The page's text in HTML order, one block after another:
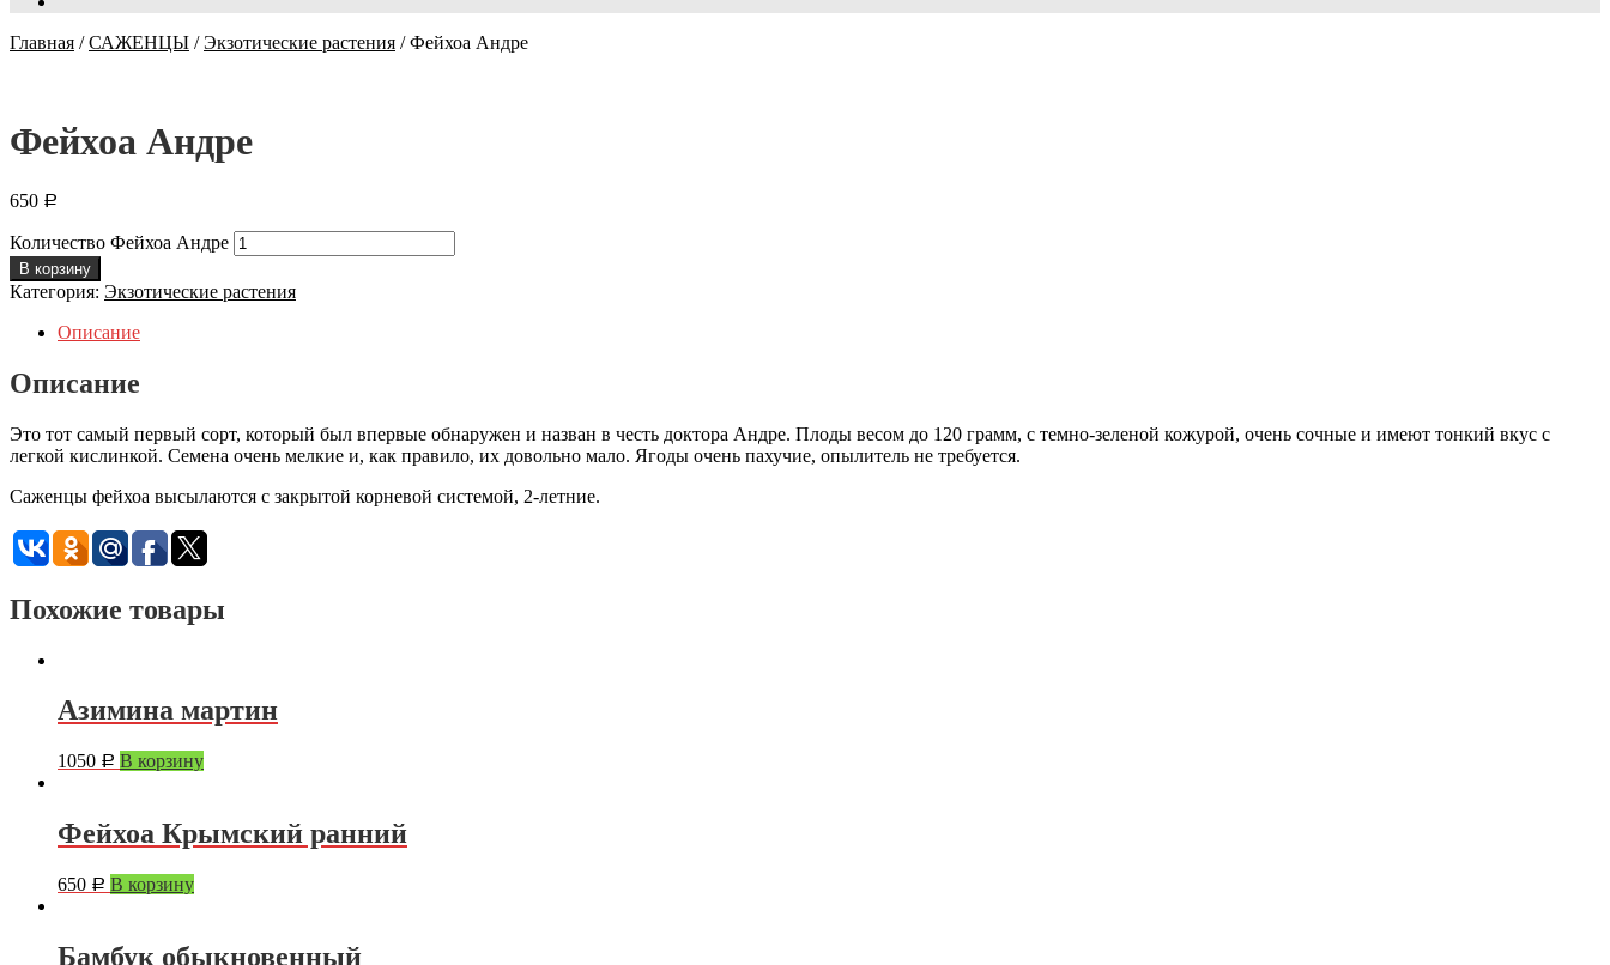
Главная /САЖЕНЦЫ /Экзотические растения /Фейхоа Андре
Фейхоа Андре
650 Р
Количество Фейхоа Андре
В корзину
Категория: Экзотические растения
Описание
Описание
Это тот самый первый сорт, который был впервые обнаружен и назван в честь доктора Андре. Плоды весом до 120 грамм, с темно-зеленой кожурой, очень сочные и имеют тонкий вкус с
легкой кислинкой. Семена очень мелкие и, как правило, их довольно мало. Ягоды очень пахучие, опылитель не требуется.
Саженцы фейхоа высылаются с закрытой корневой системой, 2-летние.
Похожие товары
Азимина мартин
1050 Р В корзину
Фейхоа Крымский ранний
650 Р В корзину
Бамбук обыкновенный